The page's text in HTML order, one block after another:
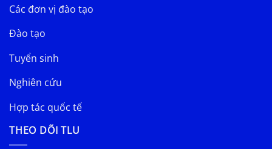
Các đơn vị đào tạo
Đào tạo
Tuyển sinh
Nghiên cứu
Hợp tác quốc tế
THEO DÕI TLU